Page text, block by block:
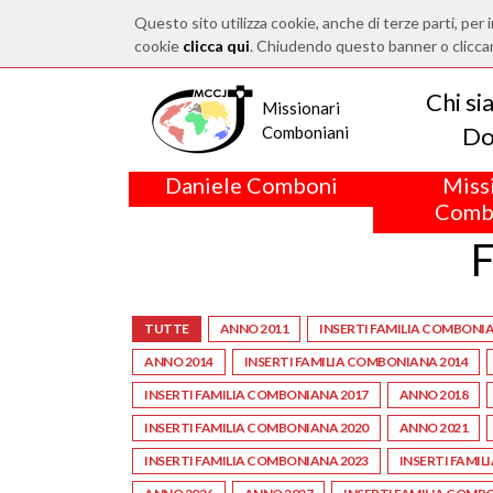
Questo sito utilizza cookie, anche di terze parti, per
cookie clicca qui. Chiudendo questo banner o
Missionari
Comboniani
Chi
Daniele Comboni
TUTTE ANNO 2011 INSERTI FAMILIA
ANNO 2014
INSERTI FAMILIA COMBONIANA 2014
INSERTI FAMILIA COMBONIANA 2017
ANNO 2018
INSERTI FAMILIA COMBONIANA 2020
ANNO 2021
INSERTI FAMILIA COMBONIANA 2023
INSERTI